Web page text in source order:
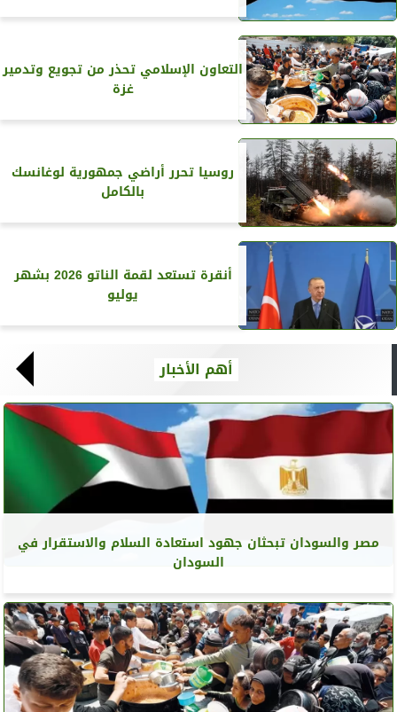
التعاون الإسلامي تحذر من تجويع وتدمير
غزة
روسيا تحرر أراضي جمهورية لوغانسك
بالكامل
أنقرة تستعد لقمة الناتو 2026 بشهر
يوليو
أهم الأخبار
مصر والسودان تبحثان جهود استعادة السلام والاستقرار في
السودان